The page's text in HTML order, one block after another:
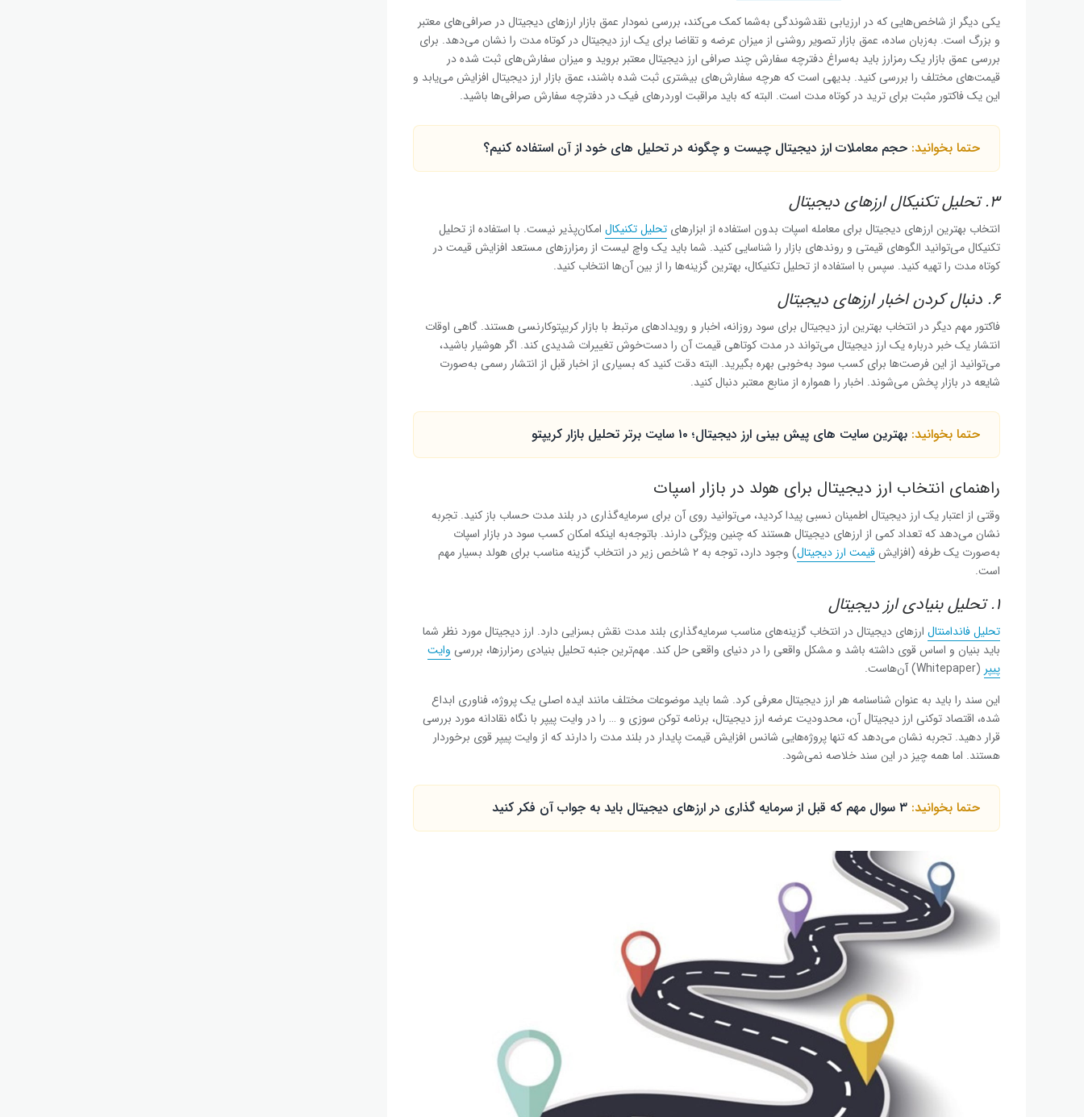
یکی دیگر از شاخص‌هایی که در ارزیابی نقدشوندگی به‌شما کمک می‌کند، بررسی نمودار عمق بازار ارزهای دیجیتال در صرافی‌های معتبر
و بزرگ است. به‌زبان ساده، عمق بازار تصویر روشنی از میزان عرضه و تقاضا برای یک ارز دیجیتال در کوتاه مدت را نشان می‌دهد. برای
بررسی عمق بازار یک رمزارز باید به‌سراغ دفترچه سفارش چند صرافی ارز دیجیتال معتبر بروید و میزان سفارش‌های ثبت شده در
قیمت‌های مختلف را بررسی کنید. بدیهی است که هرچه سفارش‌های بیشتری ثبت شده باشند، عمق بازار ارز دیجیتال افزایش می‌یابد و
این یک فاکتور مثبت برای ترید در کوتاه مدت است. البته که باید مراقبت اوردرهای فیک در دفترچه سفارش صرافی‌ها باشید.
حتما بخوانید: حجم معاملات ارز دیجیتال چیست و چگونه در تحلیل های خود از آن استفاده کنیم؟
۳. تحلیل تکنیکال ارزهای دیجیتال
انتخاب بهترین ارزهای دیجیتال برای معامله اسپات بدون استفاده از ابزارهای تحلیل تکنیکال امکان‌پذیر نیست. با استفاده از تحلیل
تکنیکال می‌توانید الگوهای قیمتی و روندهای بازار را شناسایی کنید. شما باید یک واچ لیست از رمزارزهای مستعد افزایش قیمت در
کوتاه مدت را تهیه کنید. سپس با استفاده از تحلیل تکنیکال، بهترین گزینه‌ها را از بین آن‌ها انتخاب کنید.
۶. دنبال کردن اخبار ارزهای دیجیتال
فاکتور مهم دیگر در انتخاب بهترین ارز دیجیتال برای سود روزانه، اخبار و رویدادهای مرتبط با بازار کریپتوکارنسی هستند. گاهی اوقات
انتشار یک خبر درباره یک ارز دیجیتال می‌تواند در مدت کوتاهی قیمت آن را دست‌خوش تغییرات شدیدی کند. اگر هوشیار باشید،
می‌توانید از این فرصت‌ها برای کسب سود به‌خوبی بهره بگیرید. البته دقت کنید که بسیاری از اخبار قبل از انتشار رسمی به‌صورت
شایعه در بازار پخش می‌شوند. اخبار را همواره از منابع معتبر دنبال کنید.
حتما بخوانید: بهترین سایت های پیش بینی ارز دیجیتال؛ ۱۰ سایت برتر تحلیل بازار کریپتو
راهنمای انتخاب ارز دیجیتال برای هولد در بازار اسپات
وقتی از اعتبار یک ارز دیجیتال اطمینان نسبی پیدا کردید، می‌توانید روی آن برای سرمایه‌گذاری در بلند مدت حساب باز کنید. تجربه
نشان می‌دهد که تعداد کمی از ارزهای دیجیتال هستند که چنین ویژگی دارند. باتوجه‌به اینکه امکان کسب سود در بازار اسپات
به‌صورت یک طرفه (افزایشقیمت ارز دیجیتال
) وجود دارد، توجه به ۲ شاخص زیر در انتخاب گزینه مناسب برای هولد بسیار مهم
است.
۱. تحلیل بنیادی ارز دیجیتال
تحلیل فاندامنتال ارزهای دیجیتال در انتخاب گزینه‌های مناسب سرمایه‌گذاری بلند مدت نقش بسزایی دارد. ارز دیجیتال مورد نظر شما
باید بنیان و اساس قوی داشته باشد و مشکل واقعی را در دنیای واقعی حل کند. مهم‌ترین جنبه تحلیل بنیادی رمزارزها، بررسی وایت
پیپر (Whitepaper) آن‌هاست.
این سند را باید به عنوان شناسنامه هر ارز دیجیتال معرفی کرد. شما باید موضوعات مختلف مانند ایده اصلی یک پروژه، فناوری ابداع
شده، اقتصاد توکنی ارز دیجیتال آن، محدودیت عرضه ارز دیجیتال، برنامه توکن سوزی و … را در وایت پیپر با نگاه نقادانه مورد بررسی
قرار دهید. تجربه نشان می‌دهد که تنها پروژه‌هایی شانس افزایش قیمت پایدار در بلند مدت را دارند که از وایت پیپر قوی برخوردار
هستند. اما همه چیز در این سند خلاصه نمی‌شود.
حتما بخوانید: ۳ سوال مهم که قبل از سرمایه گذاری در ارزهای دیجیتال باید به جواب آن فکر کنید